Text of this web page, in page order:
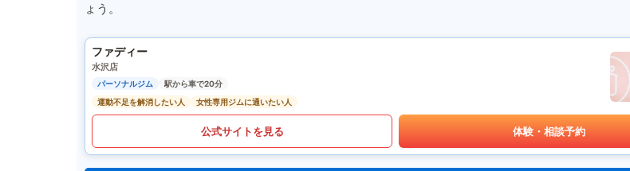
ょう。
ファディー
水沢店
パーソナルジム
駅から車で20分
運動不足を解消したい人
女性専用ジムに通いたい人
公式サイトを見る 体験・相談予約